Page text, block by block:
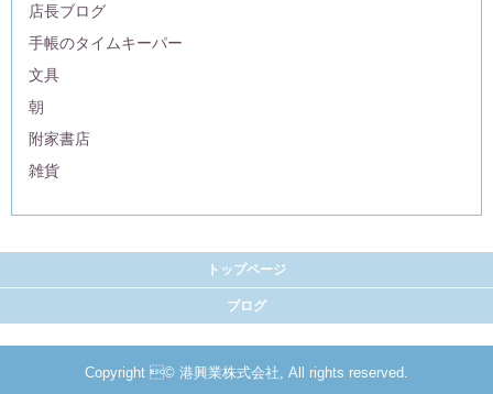
店長ブログ
手帳のタイムキーパー
文具
朝
附家書店
雑貨
トップページ
ブログ
Copyright © 港興業株式会社, All rights reserved.